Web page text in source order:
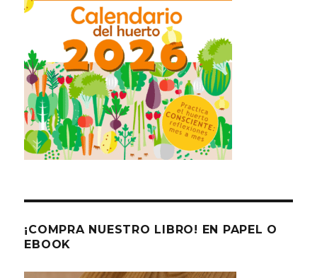
¡COMPRA NUESTRO LIBRO! EN PAPEL O
EBOOK